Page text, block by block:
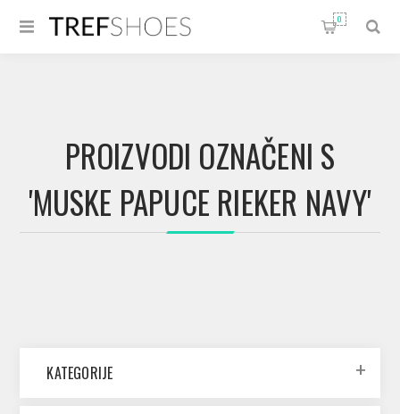
0
PROIZVODI OZNAČENI S
'MUSKE PAPUCE RIEKER NAVY'
KATEGORIJE